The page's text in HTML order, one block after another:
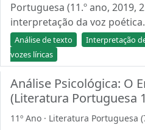
Portuguesa (11.º ano, 2019,
interpretação da voz poética.
Análise de texto Interpretação
vozes líricas
Análise Psicológica: O
(Literatura Portuguesa
11º Ano · Literatura Portuguesa